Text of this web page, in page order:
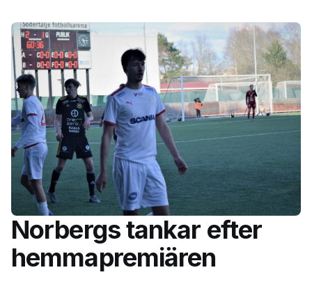
Norbergs tankar efter
hemmapremiären